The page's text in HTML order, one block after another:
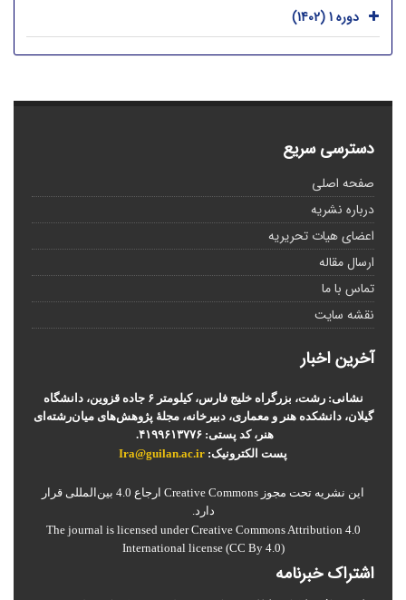
دوره 1 (1402)
دسترسی سریع
صفحه اصلی
درباره نشریه
اعضای هیات تحریریه
ارسال مقاله
تماس با ما
نقشه سایت
آخرین اخبار
نشانی: رشت، بزرگراه خلیج فارس، کیلومتر ۶ جاده قزوین، دانشگاه
گیلان، دانشکده هنر و معماری، دبیرخانه، مجلۀ پژوهش‌های میان‌رشته‌ای
هنر، کد پستی: ۴۱۹۹۶۱۳۷۷۶.
پست الکترونیک: Ira@guilan.ac.ir
این نشریه تحت مجوز Creative Commons ارجاع 4.0 بین‌المللی قرار
دارد.
The journal is licensed under Creative Commons Attribution 4.0
International license (CC By 4.0)
اشتراک خبرنامه